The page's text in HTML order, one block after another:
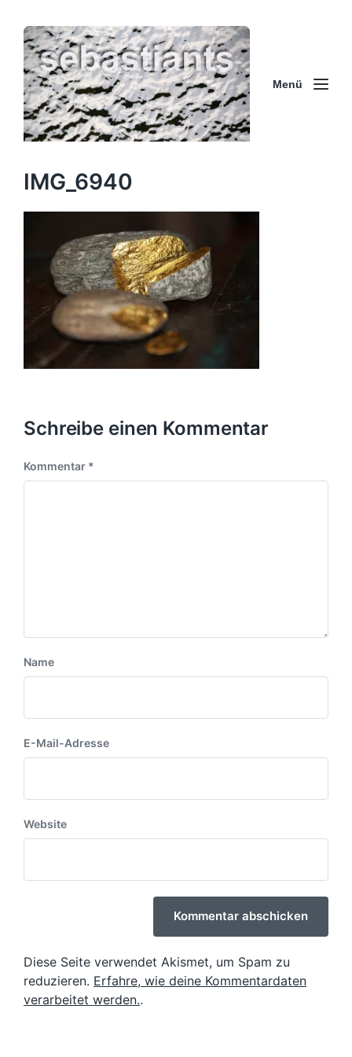
Menü
IMG_6940
Schreibe einen Kommentar
Kommentar *
Name
E-Mail-Adresse
Website
Diese Seite verwendet Akismet, um Spam zu
reduzieren. Erfahre, wie deine Kommentardaten
verarbeitet werden..